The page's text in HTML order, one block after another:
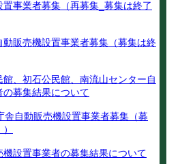
事業者募集（再募集_募集は終了
販売機設置事業者募集（募集は終
、初石公民館、南流山センター自
募集結果について
舎自動販売機設置事業者募集（募
設置事業者の募集結果について